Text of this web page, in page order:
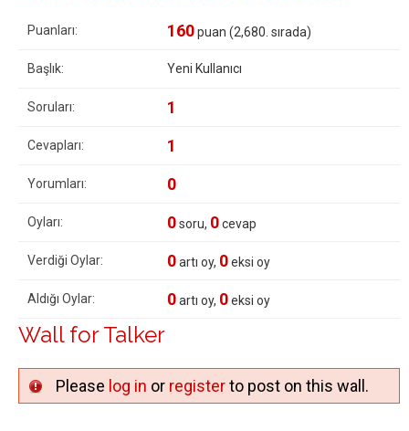
Puanları: 160puan (2,680 . sırada)
Başlık: Yeni Kullanıcı
Soruları: 1
Cevapları: 1
Yorumları: 0
Oyları: 0soru, 0cevap
Verdiği Oylar: 0artı oy, 0eksi oy
Aldığı Oylar: 0artı oy, 0eksi oy
Wall for Talker
Please log in or registerto post on this wall.